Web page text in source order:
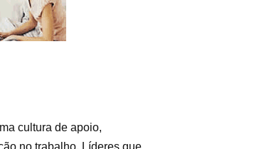
cultura de apoio,
no trabalho. Líderes que